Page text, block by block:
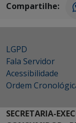
Compartilhe:
LGPD
Fala Servidor
Acessibilidade
Ordem
SECRETARIA-